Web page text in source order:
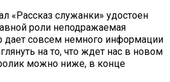
«Рассказ служанки» удостоен
роли неподражаемая
дает совсем немного информации
на то, что ждет нас в новом
можно ниже, в конце